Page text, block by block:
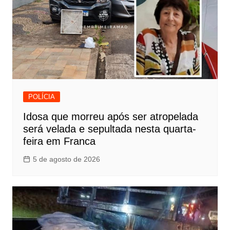
POLÍCIA
Idosa que morreu após ser atropelada
será velada e sepultada nesta quarta-
feira em Franca
5 de agosto de 2026